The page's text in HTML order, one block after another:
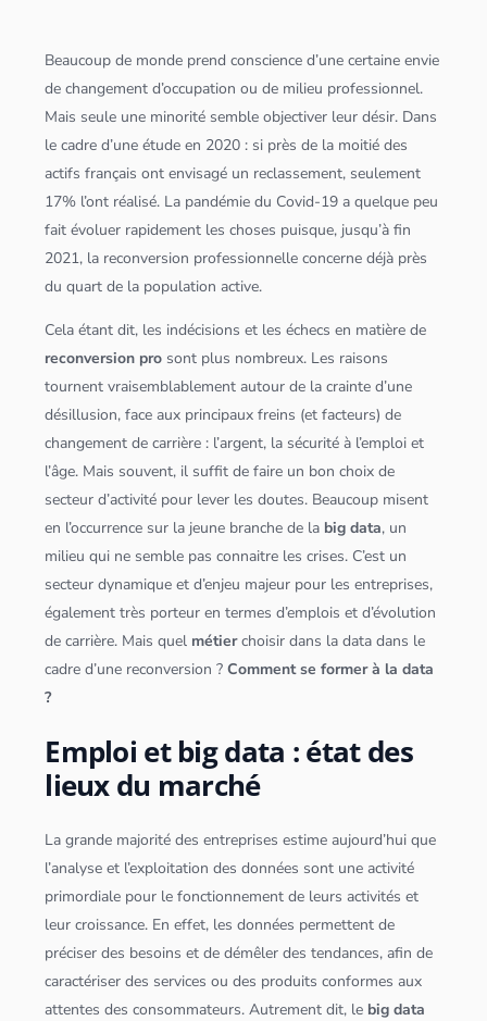
Beaucoup de monde prend conscience d’une certaine envie
de changement d’occupation ou de milieu professionnel.
Mais seule une minorité semble objectiver leur désir. Dans
le cadre d’une étude en 2020 : si près de la moitié des
actifs français ont envisagé un reclassement, seulement
17% l’ont réalisé. La pandémie du Covid-19 a quelque peu
fait évoluer rapidement les choses puisque, jusqu’à fin
2021, la reconversion professionnelle concerne déjà près
du quart de la population active.
Cela étant dit, les indécisions et les échecs en matière de
reconversion pro sont plus nombreux. Les raisons
tournent vraisemblablement autour de la crainte d’une
désillusion, face aux principaux freins (et facteurs) de
changement de carrière : l’argent, la sécurité à l’emploi et
l’âge. Mais souvent, il suffit de faire un bon choix de
secteur d’activité pour lever les doutes. Beaucoup misent
en l’occurrence sur la jeune branche de la big data, un
milieu qui ne semble pas connaitre les crises. C’est un
secteur dynamique et d’enjeu majeur pour les entreprises,
également très porteur en termes d’emplois et d’évolution
de carrière. Mais quel métierchoisir dans la data dans le
cadre d’une reconversion ?Comment se former à la data
?
Emploi et big data : état des
lieux du marché
La grande majorité des entreprises estime aujourd’hui que
l’analyse et l’exploitation desdonnées sont une activité
primordiale pour le fonctionnement de leurs activités et
leur croissance. En effet, lesdonnées permettent de
préciser des besoins et de démêler des tendances, afin de
caractériser des services ou des produits conformes aux
attentes des consommateurs. Autrement dit, le big data